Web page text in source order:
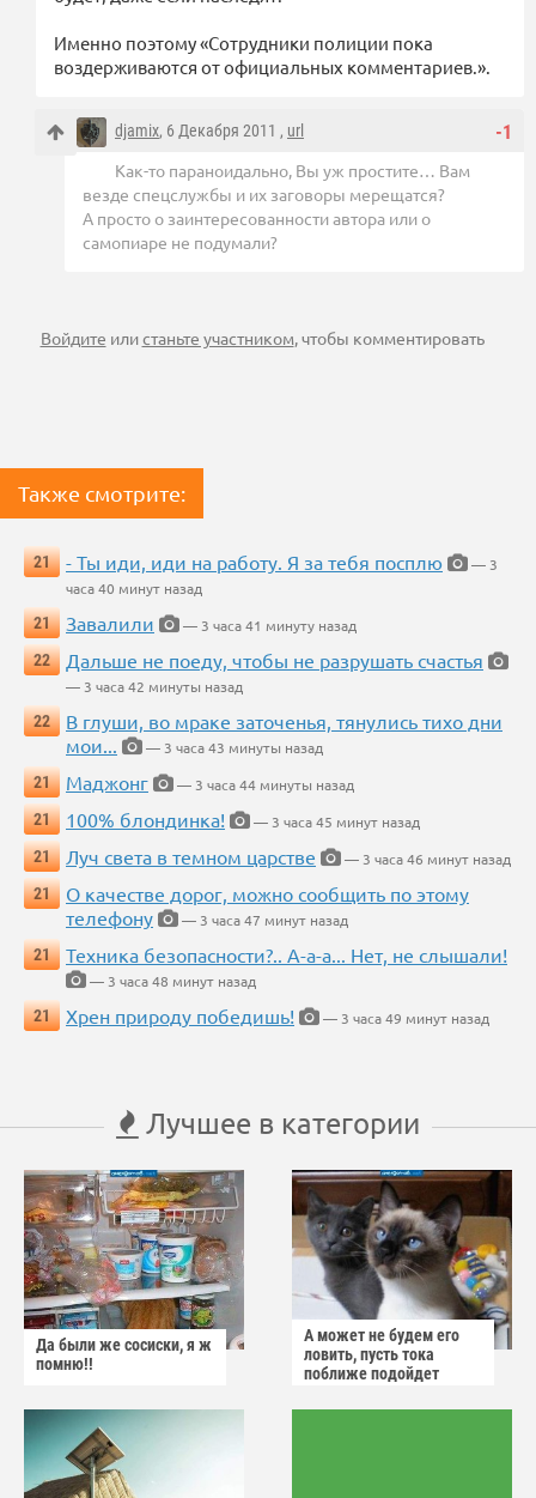
Именно поэтому «Сотрудники полиции пока
воздерживаются от официальных комментариев.».
-1
djamix, 6 Декабря 2011 , url
Как-то параноидально, Вы уж простите… Вам
везде спецслужбы и их заговоры мерещатся?
А просто о заинтересованности автора или о
самопиаре не подумали?
Войдите илистаньте участником, чтобы комментировать
Также смотрите:
21 - Ты иди, иди на работу. Я за тебя посплю
— 3
часа 40 минут назад
21
Завалили
— 3 часа 41 минуту назад
22
Дальше не поеду, чтобы не разрушать счастья
— 3 часа 42 минуты назад
22
В глуши, во мраке заточенья, тянулись тихо дни
мои...
— 3 часа 43 минуты назад
21
Маджонг
— 3 часа 44 минуты назад
21
100% блондинка!
— 3 часа 45 минут назад
21
Луч света в темном царстве
— 3 часа 46 минут назад
21
О качестве дорог, можно сообщить по этому
телефону
— 3 часа 47 минут назад
21
Техника безопасности?.. А-а-а... Нет, не слышали!
— 3 часа 48 минут назад
21
Хрен природу победишь! — 3 часа 49 минут назад
Лучшее в категории
Да были же сосиски, я ж
помню!!
А может не будем его
ловить, пусть тока
поближе подойдет